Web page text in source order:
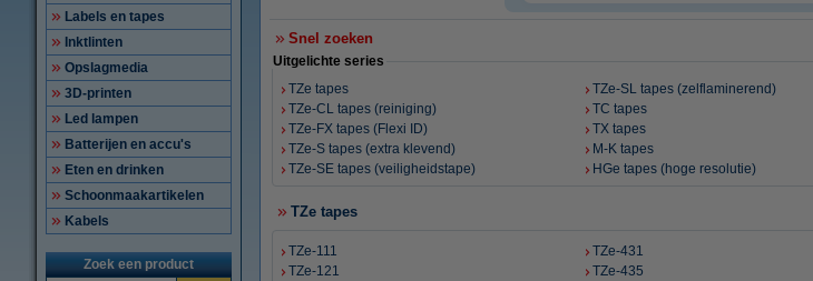
Labels en tapes
Inktlinten
Opslagmedia
3D-printen
Led lampen
Batterijen en accu's
Eten en drinken
Schoonmaakartikelen
Kabels
Zoek een product
Snel zoeken
Uitgelichte series
TZe tapes
TZe-CL tapes (reiniging)
TZe-FX tapes (Flexi ID)
TZe-S tapes (extra klevend)
TZe-SE tapes (veiligheidstape)
TZe-SL tapes (zelflaminerend)
TC tapes
TX tapes
M-K tapes
HGe tapes (hoge resolutie)
TZe tapes
TZe-111
TZe-121
TZe-431
TZe-435